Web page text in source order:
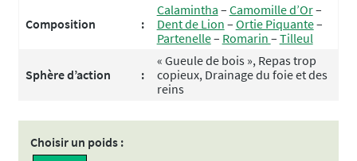
Composition :
Calamintha – Camomille d’Or–
Dent de Lion – Ortie Piquante–
Partenelle– Romarin – Tilleul
Sphère d’action :
« Gueule de bois », Repas trop
copieux, Drainage du foie et des
reins
Choisir un poids :